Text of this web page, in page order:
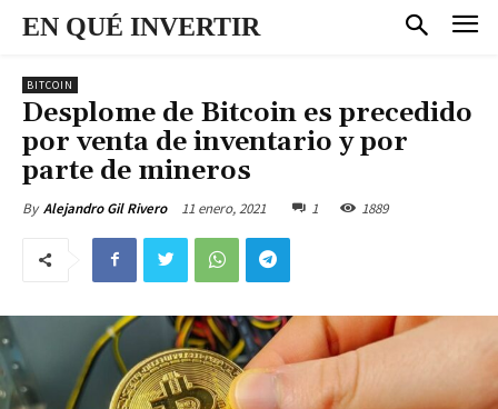
EN QUÉ INVERTIR
BITCOIN
Desplome de Bitcoin es precedido
por venta de inventario y por
parte de mineros
By Alejandro Gil Rivero 11 enero, 2021 1 1889